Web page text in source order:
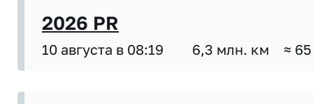
2026 PR
10 августа в 08:19 6,3 млн. км ≈